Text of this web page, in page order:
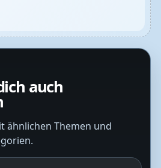
auch
ähnlichen Themen und